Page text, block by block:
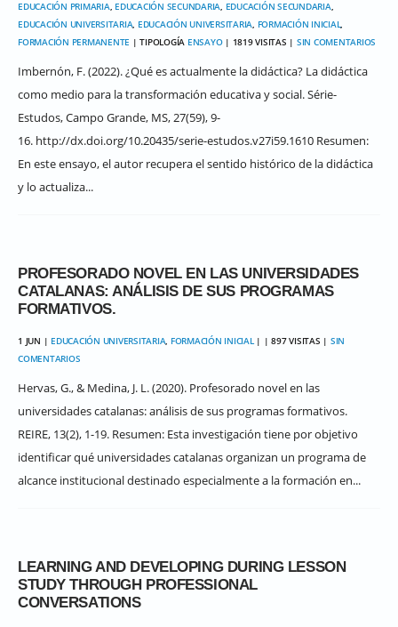
EDUCACIÓN PRIMARIA, EDUCACIÓN SECUNDARIA, EDUCACIÓN SECUNDARIA,
EDUCACIÓN UNIVERSITARIA, EDUCACIÓN UNIVERSITARIA, FORMACIÓN INICIAL,
FORMACIÓN PERMANENTE | TIPOLOGÍA ENSAYO| 1819 VISITAS | SIN COMENTARIOS
Imbernón, F. (2022). ¿Qué es actualmente la didáctica? La didáctica
como medio para la transformación educativa y social. Série-
Estudos, Campo Grande, MS, 27(59), 9-
16. http://dx.doi.org/10.20435/serie-estudos.v27i59.1610 Resumen:
En este ensayo, el autor recupera el sentido histórico de la didáctica
y lo actualiza...
PROFESORADO NOVEL EN LAS UNIVERSIDADES
CATALANAS: ANÁLISIS DE SUS PROGRAMAS
FORMATIVOS.
1 JUN | EDUCACIÓN UNIVERSITARIA, FORMACIÓN INICIAL| | 897 VISITAS | SIN
COMENTARIOS
Hervas, G., & Medina, J. L. (2020). Profesorado novel en las
universidades catalanas: análisis de sus programas formativos.
REIRE, 13(2), 1-19. Resumen: Esta investigación tiene por objetivo
identificar qué universidades catalanas organizan un programa de
alcance institucional destinado especialmente a la formación en...
LEARNING AND DEVELOPING DURING LESSON
STUDY THROUGH PROFESSIONAL
CONVERSATIONS